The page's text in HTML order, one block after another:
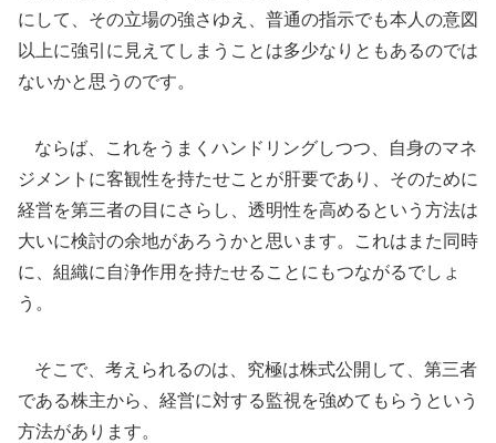
にして、その立場の強さゆえ、普通の指示でも本人の意図
以上に強引に見えてしまうことは多少なりともあるのでは
ないかと思うのです。
ならば、これをうまくハンドリングしつつ、自身のマネ
ジメントに客観性を持たせことが肝要であり、そのために
経営を第三者の目にさらし、透明性を高めるという方法は
大いに検討の余地があろうかと思います。これはまた同時
に、組織に自浄作用を持たせることにもつながるでしょ
う。
そこで、考えられるのは、究極は株式公開して、第三者
である株主から、経営に対する監視を強めてもらうという
方法があります。